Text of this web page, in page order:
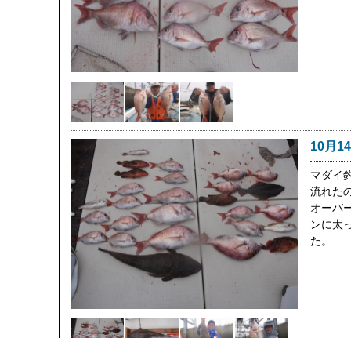
10月
マダイ
流れた
オーバ
ンに太
た。